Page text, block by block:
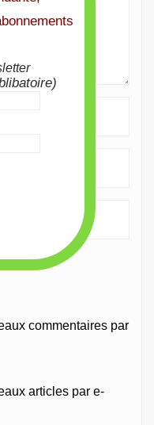
commentaires par
articles par e-